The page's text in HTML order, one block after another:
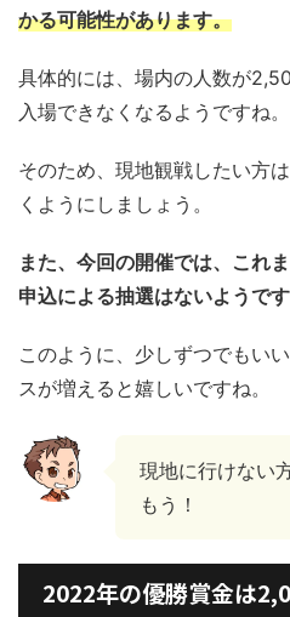
かる可能性があります。
具体的には、場内の人数が
入場できなくなるようですね。
そのため、現地観戦したい方
くようにしましょう。
また、今回の開催では、これ
申込による抽選はないようです
このように、少しずつでもい
スが増えると嬉しいですね。
現地に行けない
もう！
2022年の優勝賞金は